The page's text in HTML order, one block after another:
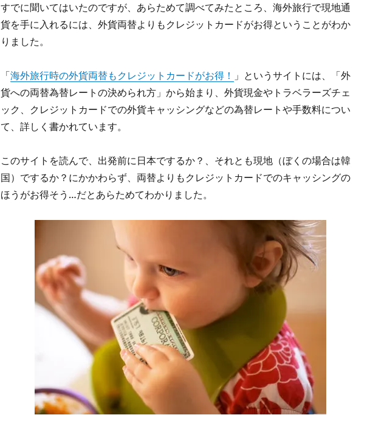
すでに聞いてはいたのですが、あらためて調べてみたところ、海外旅行で現地通
貨を手に入れるには、外貨両替よりもクレジットカードがお得ということがわか
りました。
「海外旅行時の外貨両替もクレジットカードがお得！ 」というサイトには、「外
貨への両替為替レートの決められ方」から始まり、外貨現金やトラベラーズチェ
ック、クレジットカードでの外貨キャッシングなどの為替レートや手数料につい
て、詳しく書かれています。
このサイトを読んで、出発前に日本でするか？、それとも現地（ぼくの場合は韓
国）でするか？にかかわらず、両替よりもクレジットカードでのキャッシングの
ほうがお得そう…だとあらためてわかりました。